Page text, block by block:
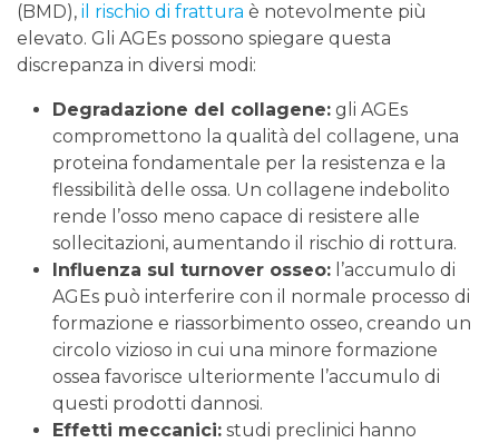
(BMD), il rischio di frattura è notevolmente più
elevato. Gli AGEs possono spiegare questa
discrepanza in diversi modi:
Degradazione del collagene: gli AGEs
compromettono la qualità del collagene, una
proteina fondamentale per la resistenza e la
flessibilità delle ossa. Un collagene indebolito
rende l’osso meno capace di resistere alle
sollecitazioni, aumentando il rischio di rottura.
Influenza sul turnover osseo: l’accumulo di
AGEs può interferire con il normale processo di
formazione e riassorbimento osseo, creando un
circolo vizioso in cui una minore formazione
ossea favorisce ulteriormente l’accumulo di
questi prodotti dannosi.
Effetti meccanici: studi preclinici hanno